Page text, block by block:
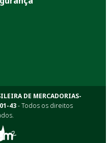
DE MERCADORIAS-
43- Todos os direitos